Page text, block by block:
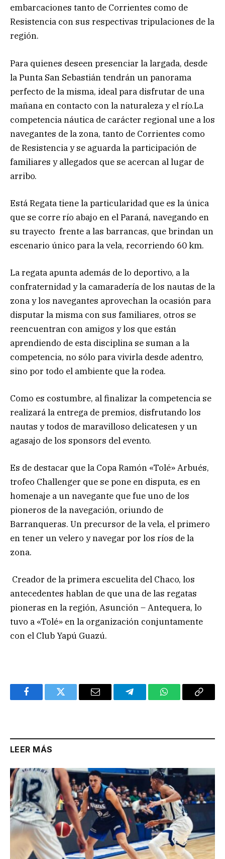
embarcaciones tanto de Corrientes como de
Resistencia con sus respectivas tripulaciones de la
región.
Para quienes deseen presenciar la largada, desde
la Punta San Sebastián tendrán un panorama
perfecto de la misma, ideal para disfrutar de una
mañana en contacto con la naturaleza y el río.La
competencia náutica de carácter regional une a los
navegantes de la zona, tanto de Corrientes como
de Resistencia y se aguarda la participación de
familiares y allegados que se acercan al lugar de
arribo.
Está Regata tiene la particularidad que es la única
que se corre río abajo en el Paraná, navegando en
su trayecto frente a las barrancas, que brindan un
escenario único para la vela, recorriendo 60 km.
La regata apunta además de lo deportivo, a la
confraternidad y la camaradería de los nautas de la
zona y los navegantes aprovechan la ocasión para
disputar la misma con sus familiares, otros se
reencuentran con amigos y los que están
aprendiendo de esta disciplina se suman a la
competencia, no sólo para vivirla desde adentro,
sino por todo el ambiente que la rodea.
Como es costumbre, al finalizar la competencia se
realizará la entrega de premios, disfrutando los
nautas y todos de maravilloso delicatesen y un
agasajo de los sponsors del evento.
Es de destacar que la Copa Ramón «Tolé» Arbués,
trofeo Challenger que se pone en disputa, es en
homenaje a un navegante que fue uno de los
pioneros de la navegación, oriundo de
Barranqueras. Un precursor de la vela, el primero
en tener un velero y navegar por los ríos de la
zona.
Creador de la primera escuelita del Chaco, los
antecedentes hablan de que una de las regatas
pioneras en la región, Asunción – Antequera, lo
tuvo a «Tolé» en la organización conjuntamente
con el Club Yapú Guazú.
FacebookTwitter Email TelegramWhatsAppCopy
LEER MÁS